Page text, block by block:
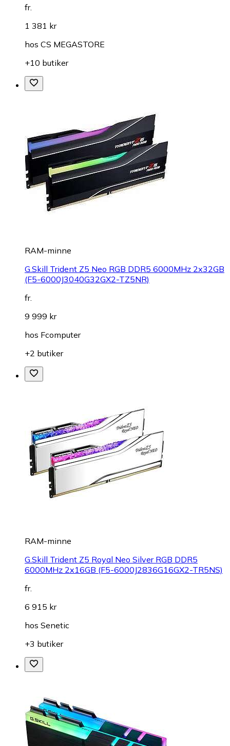
fr.
1 381 kr
hos CS MEGASTORE
+10 butiker
RAM-minne
G.Skill Trident Z5 Neo RGB DDR5 6000MHz 2x32GB
(F5-6000J3040G32GX2-TZ5NR)
fr.
9 999 kr
hos Fcomputer
+2 butiker
RAM-minne
G.Skill Trident Z5 Royal Neo Silver RGB DDR5
6000MHz 2x16GB (F5-6000J2836G16GX2-TR5NS)
fr.
6 915 kr
hos Senetic
+3 butiker